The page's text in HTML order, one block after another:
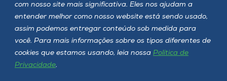
com nosso site mais significativa. Eles nos ajudam a
entender melhor como nosso website está sendo usado,
assim podemos entregar conteúdo sob medida para
você. Para mais informações sobre os tipos diferentes de
cookies que estamos usando, leia nossa Política de
Privacidade.